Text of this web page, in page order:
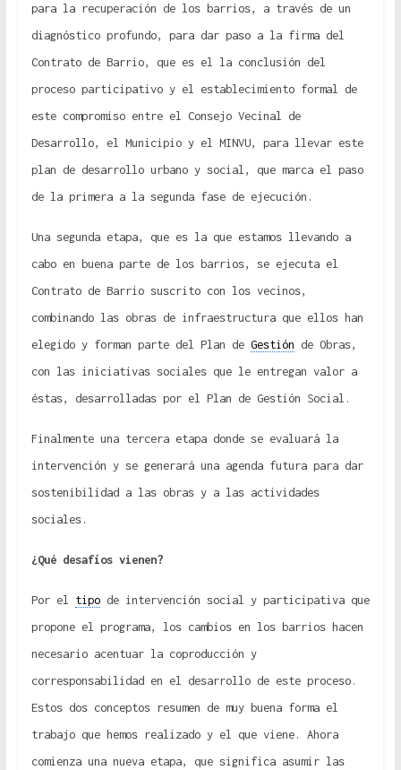
para la recuperación de los barrios, a través de un
diagnóstico profundo, para dar paso a la firma del
Contrato de Barrio, que es el la conclusión del
proceso participativo y el establecimiento formal de
este compromiso entre el Consejo Vecinal de
Desarrollo, el Municipio y el MINVU, para llevar este
plan de desarrollo urbano y social, que marca el paso
de la primera a la segunda fase de ejecución.
Una segunda etapa, que es la que estamos llevando a
cabo en buena parte de los barrios, se ejecuta el
Contrato de Barrio suscrito con los vecinos,
combinando las obras de infraestructura que ellos han
elegido y forman parte del Plan de Gestión de Obras,
con las iniciativas sociales que le entregan valor a
éstas, desarrolladas por el Plan de Gestión Social.
Finalmente una tercera etapa donde se evaluará la
intervención y se generará una agenda futura para dar
sostenibilidad a las obras y a las actividades
sociales.
¿Qué desafíos vienen?
Por el tipode intervención social y participativa que
propone el programa, los cambios en los barrios hacen
necesario acentuar la coproducción y
corresponsabilidad en el desarrollo de este proceso.
Estos dos conceptos resumen de muy buena forma el
trabajo que hemos realizado y el que viene. Ahora
comienza una nueva etapa, que significa asumir las